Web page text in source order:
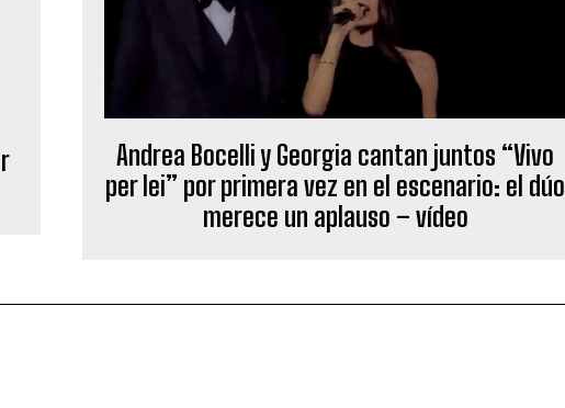
Andrea Bocelli y Georgia cantan juntos “Vivo
per lei” por primera vez en el escenario: el dúo
merece un aplauso – vídeo